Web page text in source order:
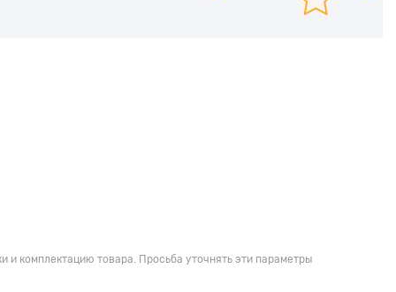
и комплектацию товара. Просьба уточнять эти параметры